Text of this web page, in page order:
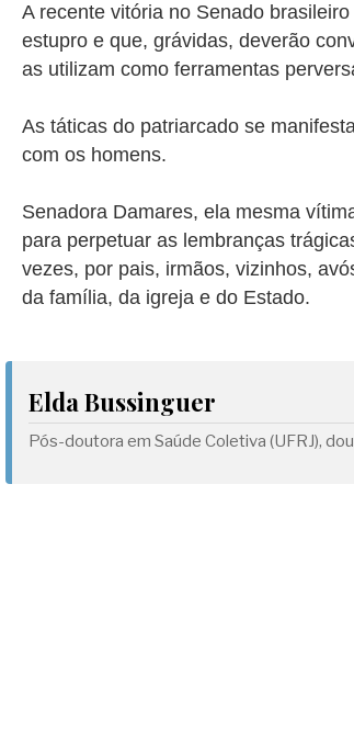
A recente vitória no Senado
estupro e que, grávidas, deverão
as utilizam como ferramentas
As táticas do patriarcado se
com os homens.
Senadora Damares, ela mesma
para perpetuar as lembranças
vezes, por pais, irmãos, vizinhos,
da família, da igreja e do Estado.
Elda Bussinguer
Pós-doutora em Saúde Coletiva (UFRJ),